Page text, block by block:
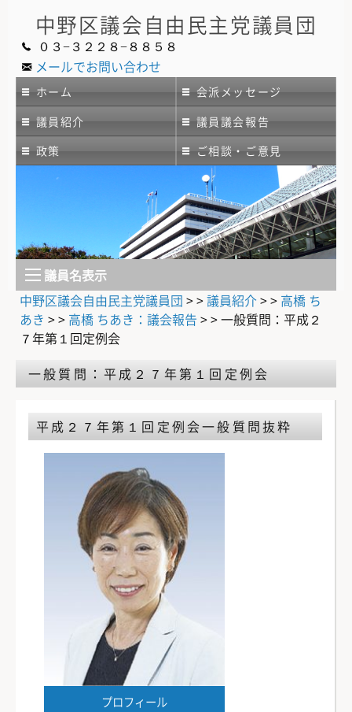
中野区議会自由民主党議員団
０３−３２２８−８８５８
メールでお問い合わせ
ホーム
会派メッセージ
議員紹介
議員議会報告
政策
ご相談・ご意見
議員名表示
中野区議会自由民主党議員団 > >議員紹介> > 高橋 ち
あき > > 高橋 ちあき：議会報告 > >一般質問：平成２
７年第１回定例会
一般質問：平成２７年第１回定例会
平成２７年第１回定例会一般質問抜粋
プロフィール